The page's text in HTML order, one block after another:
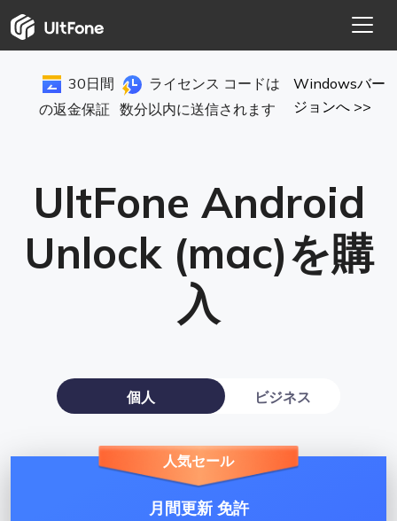
30日間
の返金保証
ライセンス コードは
数分以内に送信されます
Windowsバー
ジョンへ >>
UltFone Android
Unlock (mac)を購
入
個人 ビジネス
人気セール
月間更新 免許